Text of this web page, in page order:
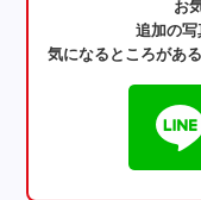
お
追加の写
気になるところがあ